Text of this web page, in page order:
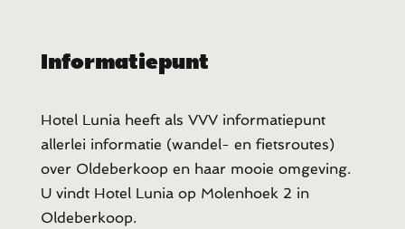
Informatiepunt
Hotel Lunia heeft als VVV informatiepunt
allerlei informatie (wandel- en fietsroutes)
over Oldeberkoop en haar mooie omgeving.
U vindt Hotel Lunia op Molenhoek 2 in
Oldeberkoop.